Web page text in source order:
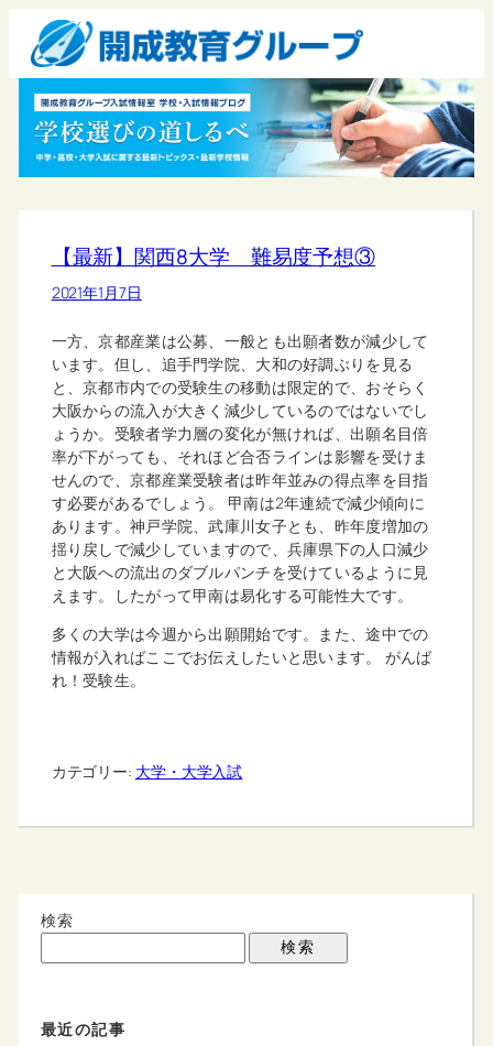
【最新】関西8大学 難易度予想③
2021年1月7日
一方、京都産業は公募、一般とも出願者数が減少して
います。但し、追手門学院、大和の好調ぶりを見る
と、京都市内での受験生の移動は限定的で、おそらく
大阪からの流入が大きく減少しているのではないでし
ょうか。受験者学力層の変化が無ければ、出願名目倍
率が下がっても、それほど合否ラインは影響を受けま
せんので、京都産業受験者は昨年並みの得点率を目指
す必要があるでしょう。 甲南は2年連続で減少傾向に
あります。神戸学院、武庫川女子とも、昨年度増加の
揺り戻しで減少していますので、兵庫県下の人口減少
と大阪への流出のダブルパンチを受けているように見
えます。したがって甲南は易化する可能性大です。
多くの大学は今週から出願開始です。また、途中での
情報が入ればここでお伝えしたいと思います。 がんば
れ！受験生。
カテゴリー: 大学・大学入試
検索
検索
最近の記事